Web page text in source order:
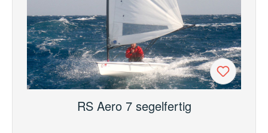
RS Aero 7 segelfertig